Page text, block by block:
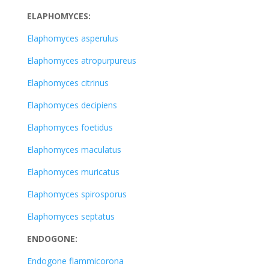
ELAPHOMYCES:
Elaphomyces asperulus
Elaphomyces atropurpureus
Elaphomyces citrinus
Elaphomyces decipiens
Elaphomyces foetidus
Elaphomyces maculatus
Elaphomyces muricatus
Elaphomyces spirosporus
Elaphomyces septatus
ENDOGONE:
Endogone flammicorona